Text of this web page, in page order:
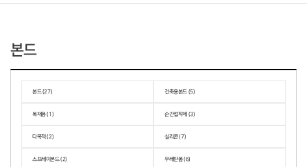
본드
본드 (27) 건축용본드 (5)
목재용 (1) 순간접착제 (3)
다목적 (2) 실리콘 (7)
스프레이본드 (2) 우레탄폼 (6)